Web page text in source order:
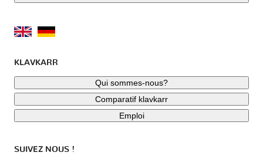
KLAVKARR
Qui sommes-nous?
Comparatif klavkarr
Emploi
SUIVEZ NOUS !